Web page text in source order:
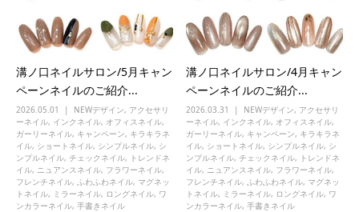
溝ノ口ネイルサロン/5月キャン
ペーンネイルのご紹介...
2026.05.01 NEWデザイン, アクセサリ
ーネイル, インクネイル, オフィスネイル,
ガーリーネイル, キャンペーン, キラキラネ
イル, ショートネイル, シンプルネイル, シ
ンプルネイル, チェックネイル, トレンドネ
イル, ニュアンスネイル, フラワーネイル,
フレンチネイル, ふわふわネイル, マグネッ
トネイル, ミラーネイル, ロングネイル, ワ
ンカラーネイル, 手書きネイル
溝ノ口ネイルサロン/4月キャン
ペーンネイルのご紹介...
2026.03.31 NEWデザイン, アクセサリ
ーネイル, インクネイル, オフィスネイル,
ガーリーネイル, キャンペーン, キラキラネ
イル, ショートネイル, シンプルネイル, シ
ンプルネイル, チェックネイル, トレンドネ
イル, ニュアンスネイル, フラワーネイル,
フレンチネイル, ふわふわネイル, マグネッ
トネイル, ミラーネイル, ロングネイル, ワ
ンカラーネイル, 手書きネイル